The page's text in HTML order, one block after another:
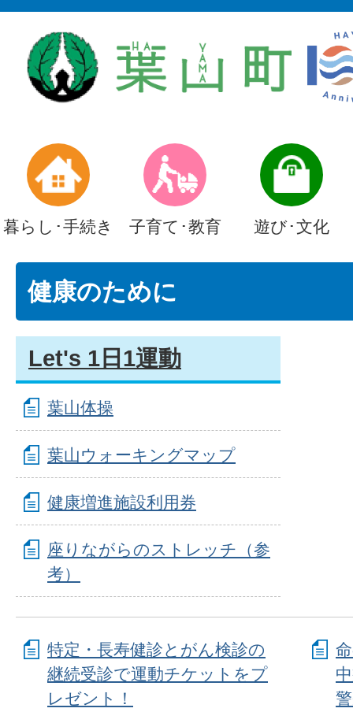
暮らし･手続き 子育て･教育 遊び･文化
健康のために
Let's 1日1運動
葉山体操
葉山ウォーキングマップ
健康増進施設利用券
座りながらのストレッチ（参
考）
特定・長寿健診とがん検診の
継続受診で運動チケットをプ
レゼント！